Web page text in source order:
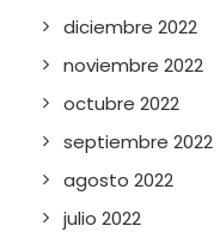
diciembre 2022
noviembre 2022
octubre 2022
septiembre 2022
agosto 2022
julio 2022